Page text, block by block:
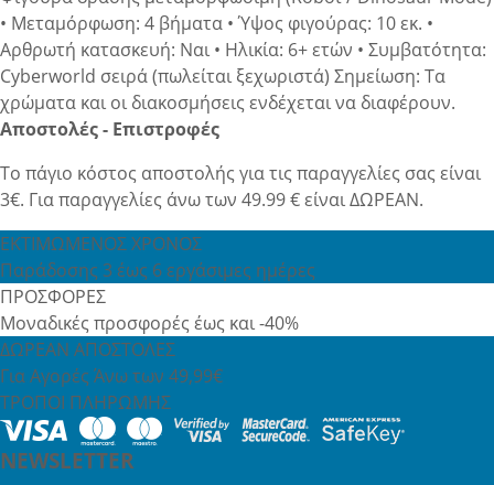
• Μεταμόρφωση: 4 βήματα • Ύψος φιγούρας: 10 εκ. •
Αρθρωτή κατασκευή: Ναι • Ηλικία: 6+ ετών • Συμβατότητα:
Cyberworld σειρά (πωλείται ξεχωριστά) Σημείωση: Τα
χρώματα και οι διακοσμήσεις ενδέχεται να διαφέρουν.
Αποστολές - Επιστροφές
Το πάγιο κόστος αποστολής για τις παραγγελίες σας είναι
3€. Για παραγγελίες άνω των 49.99 € είναι ΔΩΡΕΑΝ.
ΕΚΤΙΜΩΜΕΝΟΣ ΧΡΟΝΟΣ
Παράδοσης 3 έως 6 εργάσιμες ημέρες
ΠΡΟΣΦΟΡΕΣ
Μοναδικές προσφορές έως και -40%
ΔΩΡΕΑΝ ΑΠΟΣΤΟΛΕΣ
Για Αγορές Άνω των 49,99€
ΤΡΟΠΟΙ ΠΛΗΡΩΜΗΣ
NEWSLETTER